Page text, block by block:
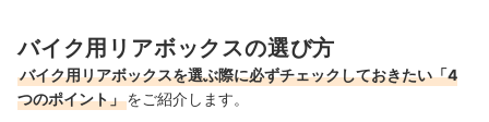
バイク用リアボックスの選び方
バイク用リアボックスを選ぶ際に必ずチェックしておきたい「4
つのポイント」をご紹介します。